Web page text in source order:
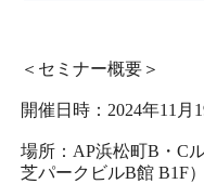
青年部
日商創
＜セミナー概要＞
開催日時：2024年11
場所：AP浜松町B・C
芝パークビルB館 B1F）